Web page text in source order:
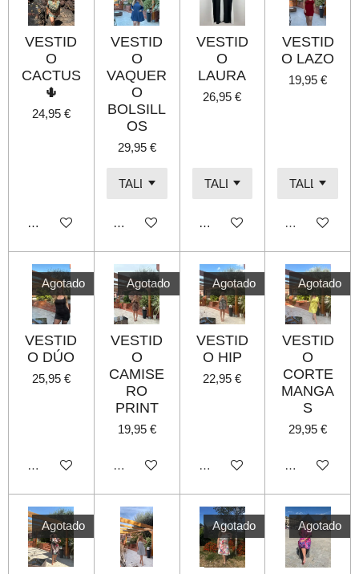
VESTID
O
CACTUS
🌵
24,95 €
Añadir al carrito
VESTID
O
VAQUER
O
BOLSILL
OS
29,95 €
Añadir al carrito
VESTID
O
LAURA
26,95 €
Añadir al carrito
VESTID
O LAZO
19,95 €
Agotado
Agotado
VESTID
O DÚO
25,95 €
Agotado
Agotado
VESTID
O
CAMISE
RO
PRINT
19,95 €
Agotado
Agotado
VESTID
O HIP
22,95 €
Agotado
Agotado
VESTID
O
CORTE
MANGA
S
29,95 €
Agotado
Agotado Agotado Agotado